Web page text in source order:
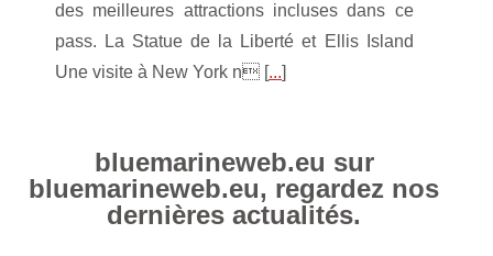
des meilleures attractions incluses dans ce
pass. La Statue de la Liberté et Ellis Island
Une visite à New York n [...]
bluemarineweb.eu sur
bluemarineweb.eu, regardez nos
dernières actualités.